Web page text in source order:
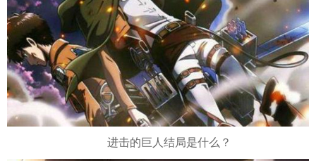
进击的巨人结局是什么？